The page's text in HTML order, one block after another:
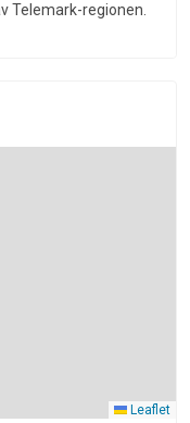
Telemark-regionen.
Leaflet